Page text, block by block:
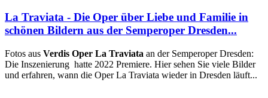
La Traviata - Die Oper über Liebe und Familie in
schönen Bildern aus der Semperoper Dresden...
Fotos aus Verdis Oper La Traviata an der Semperoper Dresden:
Die Inszenierung hatte 2022 Premiere. Hier sehen Sie viele Bilder
und erfahren, wann die Oper La Traviata wieder in Dresden läuft...